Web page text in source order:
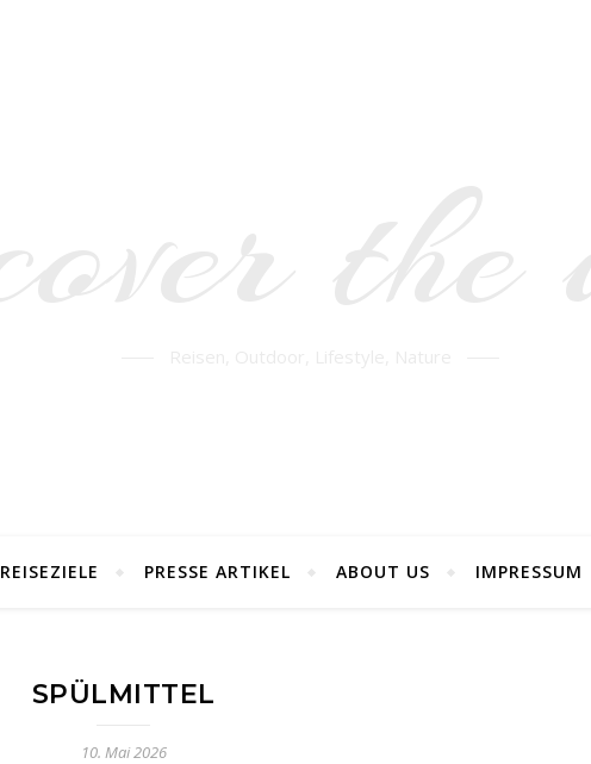
REISEZIELE PRESSE ARTIKEL ABOUT US IMPRESSUM
SPÜLMITTEL
10. Mai 2026